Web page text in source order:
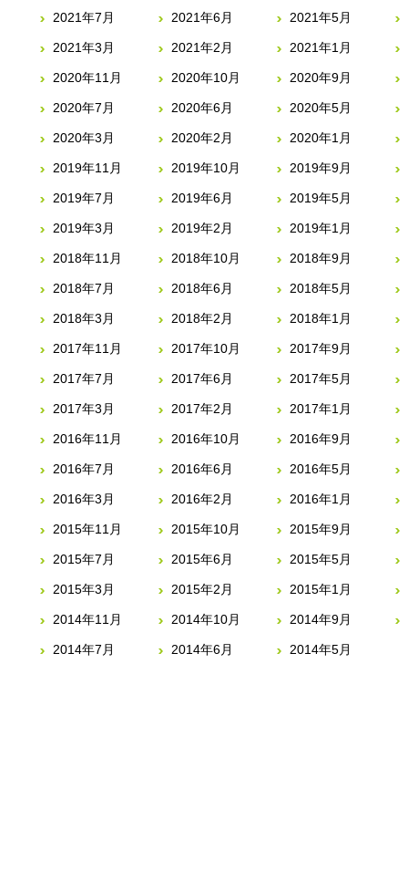
2021年7月 2021年6月 2021年5月
2021年3月 2021年2月 2021年1月
2020年11月 2020年10月 2020年9月
2020年7月 2020年6月 2020年5月
2020年3月 2020年2月 2020年1月
2019年11月 2019年10月 2019年9月
2019年7月 2019年6月 2019年5月
2019年3月 2019年2月 2019年1月
2018年11月 2018年10月 2018年9月
2018年7月 2018年6月 2018年5月
2018年3月 2018年2月 2018年1月
2017年11月 2017年10月 2017年9月
2017年7月 2017年6月 2017年5月
2017年3月 2017年2月 2017年1月
2016年11月 2016年10月 2016年9月
2016年7月 2016年6月 2016年5月
2016年3月 2016年2月 2016年1月
2015年11月 2015年10月 2015年9月
2015年7月 2015年6月 2015年5月
2015年3月 2015年2月 2015年1月
2014年11月 2014年10月 2014年9月
2014年7月 2014年6月 2014年5月